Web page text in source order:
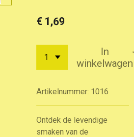
€ 1,69
In
winkelwagen
Artikelnummer: 1016
Ontdek de levendige
smaken van de